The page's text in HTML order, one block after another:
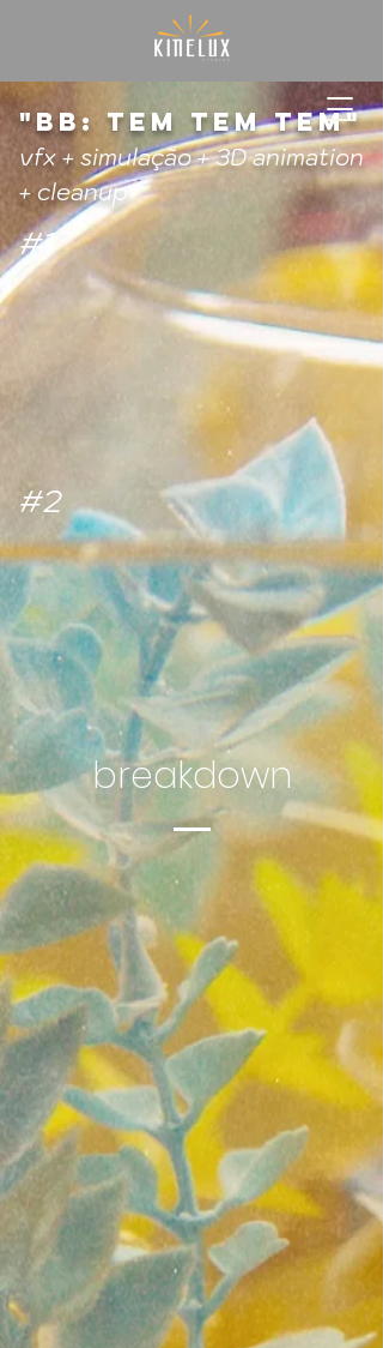
"BB: TEM TEM TEM"
vfx + simulação + 3D animation
+ cleanup
#1
#2
breakdown